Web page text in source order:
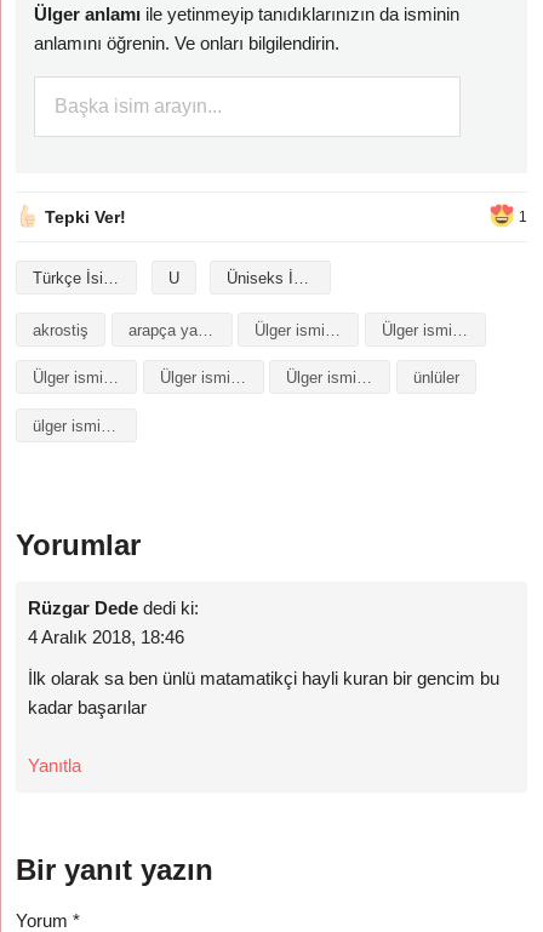
Ülger anlamı ile yetinmeyip tanıdıklarınızın da isminin
anlamını öğrenin. Ve onları bilgilendirin.
Tepki Ver! 1
Türkçe İsimler U Üniseks İsimler
akrostiş arapça yazılışı
Ülger isminin baş harfleriyle şiir Ülger isminin kökeni Ülger isminin numerolojisi ünlüler
Yorumlar
Rüzgar Dede dedi ki:
4 Aralık 2018, 18:46
İlk olarak sa ben ünlü matamatikçi hayli kuran bir gencim bu
kadar başarılar
Yanıtla
Bir yanıt yazın
Yorum*